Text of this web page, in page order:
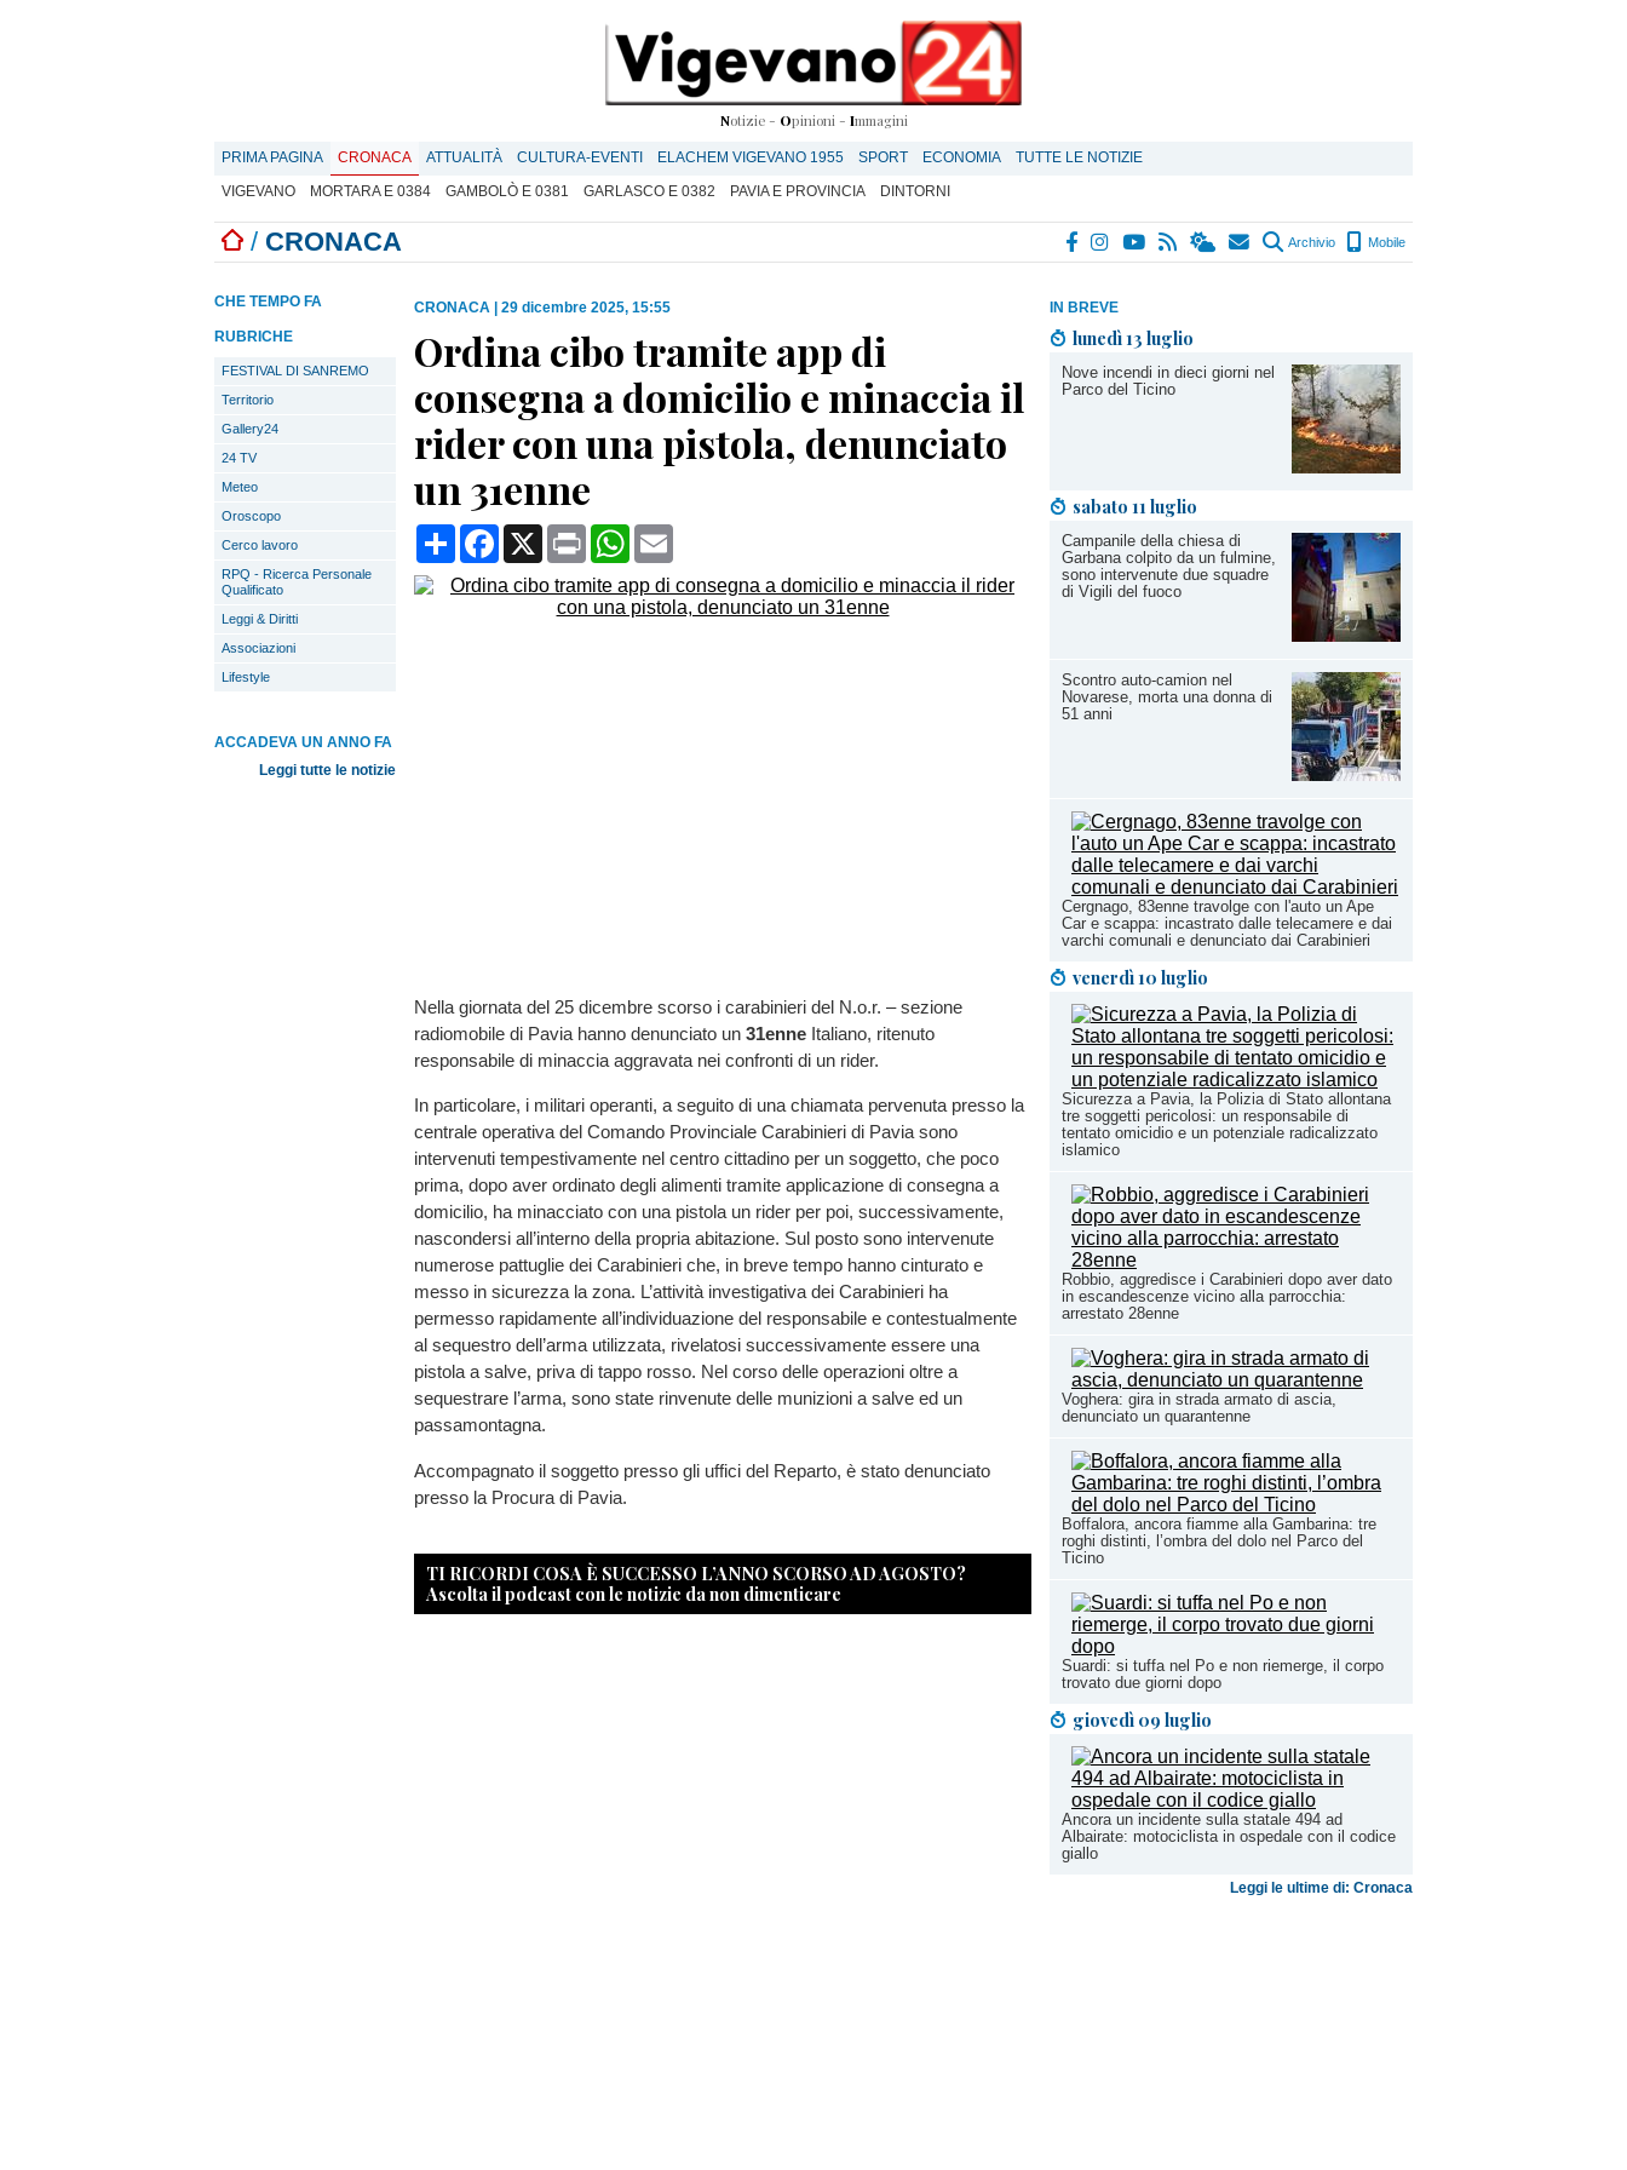
Notizie - Opinioni - Immagini
PRIMA PAGINA CRONACA ATTUALITÀ CULTURA-EVENTI ELACHEM VIGEVANO 1955 SPORT ECONOMIA
TUTTE LE NOTIZIE
VIGEVANO
MORTARA E 0384 GAMBOLÒ E 0381 GARLASCO E 0382 PAVIA E PROVINCIA DINTORNI
/ CRONACA Archivio Mobile
IN BREVE
lunedì 13 luglio
Nove incendi in dieci giorni nel
Parco del Ticino
sabato 11 luglio
Campanile della chiesa di
Garbana colpito da un fulmine,
sono intervenute due squadre
di Vigili del fuoco
Scontro auto-camion nel
Novarese, morta una donna di
51 anni
Cergnago, 83enne travolge con l'auto un Ape
Car e scappa: incastrato dalle telecamere e dai
varchi comunali e denunciato dai Carabinieri
venerdì 10 luglio
Sicurezza a Pavia, la Polizia di Stato allontana
tre soggetti pericolosi: un responsabile di
tentato omicidio e un potenziale radicalizzato
islamico
Robbio, aggredisce i Carabinieri dopo aver dato
in escandescenze vicino alla parrocchia:
arrestato 28enne
Voghera: gira in strada armato di ascia,
denunciato un quarantenne
Boffalora, ancora fiamme alla Gambarina: tre
roghi distinti, l’ombra del dolo nel Parco del
Ticino
Suardi: si tuffa nel Po e non riemerge, il corpo
trovato due giorni dopo
giovedì 09 luglio
Ancora un incidente sulla statale 494 ad
Albairate: motociclista in ospedale con il codice
giallo
Leggi le ultime di: Cronaca
CHE TEMPO FA
RUBRICHE
FESTIVAL DI SANREMO
Territorio
Gallery24
24 TV
Meteo
Oroscopo
Cerco lavoro
RPQ - Ricerca Personale
Qualificato
Leggi & Diritti
Associazioni
Lifestyle
ACCADEVA UN ANNO FA
Leggi tutte le notizie
CRONACA 29 dicembre 2025, 15:55
Ordina cibo tramite app di
consegna a domicilio e minaccia il
rider con una pistola, denunciato
un 31enne
CondividiFacebook
X Print WhatsApp
Nella giornata del 25 dicembre scorso i carabinieri del N.o.r. – sezione
radiomobile di Pavia hanno denunciato un 31enne Italiano, ritenuto
responsabile di minaccia aggravata nei confronti di un rider.
In particolare, i militari operanti, a seguito di una chiamata pervenuta presso la
centrale operativa del Comando Provinciale Carabinieri di Pavia sono
intervenuti tempestivamente nel centro cittadino per un soggetto, che poco
prima, dopo aver ordinato degli alimenti tramite applicazione di consegna a
domicilio, ha minacciato con una pistola un rider per poi, successivamente,
nascondersi all’interno della propria abitazione. Sul posto sono intervenute
numerose pattuglie dei Carabinieri che, in breve tempo hanno cinturato e
messo in sicurezza la zona. L’attività investigativa dei Carabinieri ha
permesso rapidamente all’individuazione del responsabile e contestualmente
al sequestro dell’arma utilizzata, rivelatosi successivamente essere una
pistola a salve, priva di tappo rosso. Nel corso delle operazioni oltre a
sequestrare l’arma, sono state rinvenute delle munizioni a salve ed un
passamontagna.
Accompagnato il soggetto presso gli uffici del Reparto, è stato denunciato
presso la Procura di Pavia.
TI RICORDI COSA È SUCCESSO L’ANNO SCORSO AD AGOSTO?
Ascolta il podcast con le notizie da non dimenticare